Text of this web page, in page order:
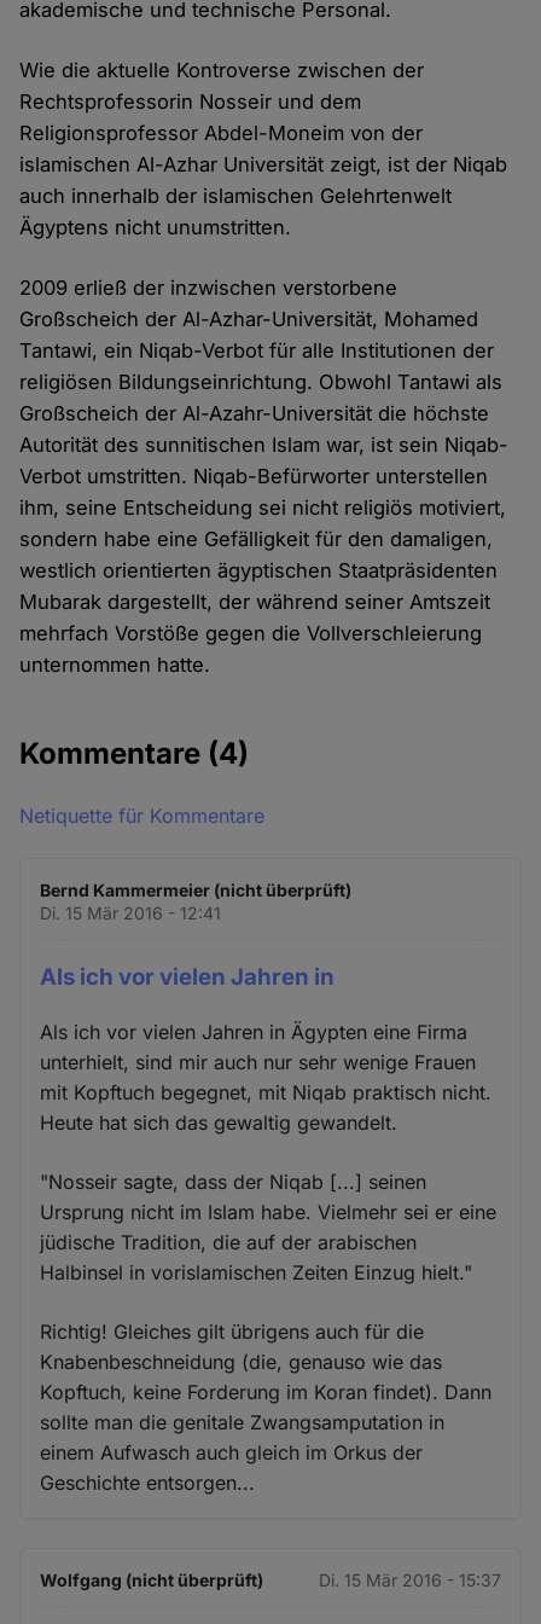
akademische und technische Personal.
Wie die aktuelle Kontroverse zwischen der
Rechtsprofessorin Nosseir und dem
Religionsprofessor Abdel-Moneim von der
islamischen Al-Azhar Universität zeigt, ist der Niqab
auch innerhalb der islamischen Gelehrtenwelt
Ägyptens nicht unumstritten.
2009 erließ der inzwischen verstorbene
Großscheich der Al-Azhar-Universität, Mohamed
Tantawi, ein Niqab-Verbot für alle Institutionen der
religiösen Bildungseinrichtung. Obwohl Tantawi als
Großscheich der Al-Azahr-Universität die höchste
Autorität des sunnitischen Islam war, ist sein Niqab-
Verbot umstritten. Niqab-Befürworter unterstellen
ihm, seine Entscheidung sei nicht religiös motiviert,
sondern habe eine Gefälligkeit für den damaligen,
westlich orientierten ägyptischen Staatpräsidenten
Mubarak dargestellt, der während seiner Amtszeit
mehrfach Vorstöße gegen die Vollverschleierung
unternommen hatte.
Kommentare (4)
Netiquette für Kommentare
Bernd Kammermeier (nicht überprüft)
Di. 15 Mär 2016 - 12:41
Als ich vor vielen Jahren in
Als ich vor vielen Jahren in Ägypten eine Firma
unterhielt, sind mir auch nur sehr wenige Frauen
mit Kopftuch begegnet, mit Niqab praktisch nicht.
Heute hat sich das gewaltig gewandelt.
"Nosseir sagte, dass der Niqab [...] seinen
Ursprung nicht im Islam habe. Vielmehr sei er eine
jüdische Tradition, die auf der arabischen
Halbinsel in vorislamischen Zeiten Einzug hielt."
Richtig! Gleiches gilt übrigens auch für die
Knabenbeschneidung (die, genauso wie das
Kopftuch, keine Forderung im Koran findet). Dann
sollte man die genitale Zwangsamputation in
einem Aufwasch auch gleich im Orkus der
Geschichte entsorgen...
Wolfgang (nicht überprüft) Di. 15 Mär 2016 - 15:37